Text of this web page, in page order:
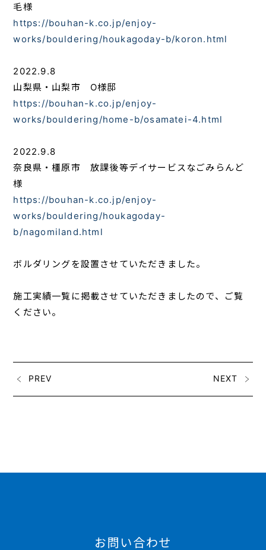
毛様
https://bouhan-k.co.jp/enjoy-
works/bouldering/houkagoday-b/koron.html
2022.9.8
山梨県・山梨市 O様邸
https://bouhan-k.co.jp/enjoy-
works/bouldering/home-b/osamatei-4.html
2022.9.8
奈良県・橿原市 放課後等デイサービスなごみらんど
様
https://bouhan-k.co.jp/enjoy-
works/bouldering/houkagoday-
b/nagomiland.html
ボルダリングを設置させていただきました。
施工実績一覧に掲載させていただきましたので、ご覧
ください。
PREV NEXT
お問い合わせ